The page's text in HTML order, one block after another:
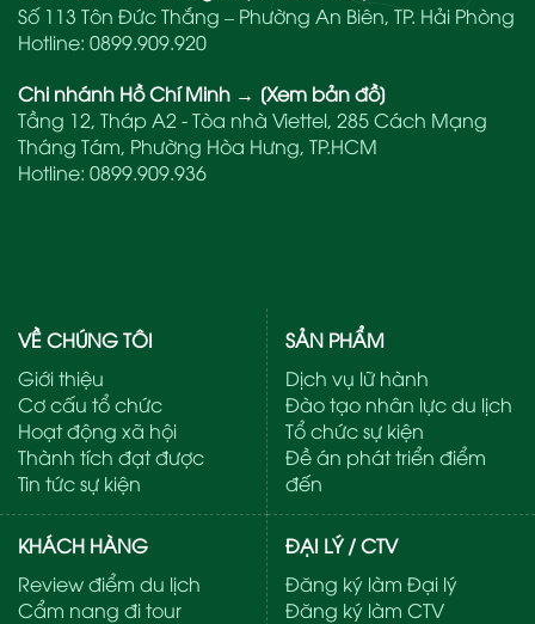
Số 113 Tôn Đức Thắng – Phường An Biên, TP. Hải Phòng
Hotline: 0899.909.920
Chi nhánh Hồ Chí Minh → [Xem bản đồ]
Tầng 12, Tháp A2 - Tòa nhà Viettel, 285 Cách Mạng
Tháng Tám, Phường Hòa Hưng, TP.HCM
Hotline: 0899.909.936
VỀ CHÚNG TÔI
Giới thiệu
Cơ cấu tổ chức
Hoạt động xã hội
Thành tích đạt được
Tin tức sự kiện
SẢN PHẨM
Dịch vụ lữ hành
Đào tạo nhân lực du lịch
Tổ chức sự kiện
Đề án phát triển điểm
đến
KHÁCH HÀNG
Review điểm du lịch
Cẩm nang đi tour
ĐẠI LÝ / CTV
Đăng ký làm Đại lý
Đăng ký làm CTV